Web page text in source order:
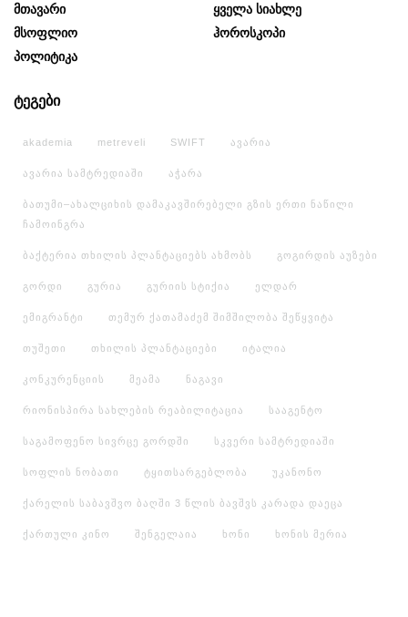
Მთავარი
Მსოფლიო
Პოლიტიკა
Ყველა Სიახლე
Ჰოროსკოპი
ტეგები
akademia metreveli SWIFT ავარია
ავარია სამტრედიაში აჭარა
ბათუმი–ახალციხის დამაკავშირებელი გზის ერთი ნაწილი
ჩამოინგრა
ბაქტერია თხილის პლანტაციებს ახმობს გოგირდის აუზები
გორდი გურია გურიის სტიქია ელდარ
ემიგრანტი თემურ ქათამაძემ შიმშილობა შეწყვიტა
თუშეთი თხილის პლანტაციები იტალია
კონკურენციის მეამა ნაგავი
რიონისპირა სახლების რეაბილიტაცია სააგენტო
საგამოფენო სივრცე გორდში სკვერი სამტრედიაში
სოფლის ნობათი ტყითსარგებლობა უკანონო
ქარელის საბავშვო ბაღში 3 წლის ბავშვს კარადა დაეცა
ქართული კინო შენგელაია ხონი ხონის მერია